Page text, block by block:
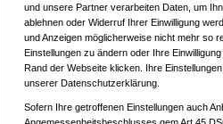
und unsere Partner verarbeiten Daten, um
ablehnen oder Widerruf Ihrer Einwilligung
und Anzeigen möglicherweise nicht mehr so
Einstellungen zu ändern oder Ihre
Rand der Webseite klicken. Ihre
unserer Datenschutzerklärung.
Sofern Ihre getroffenen Einstellungen auch
Angemessenheitsbeschlusses gem Art 45